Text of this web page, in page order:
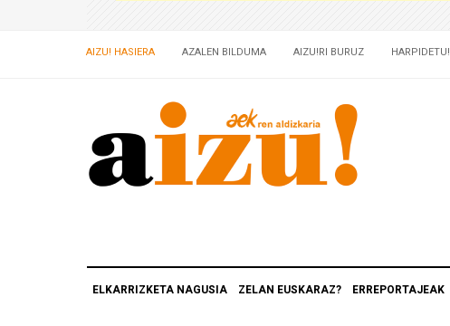
AIZU! HASIERA AZALEN BILDUMA AIZU!RI BURUZ HARPIDETU!
ELKARRIZKETA NAGUSIA ZELAN EUSKARAZ? ERREPORTAJEAK